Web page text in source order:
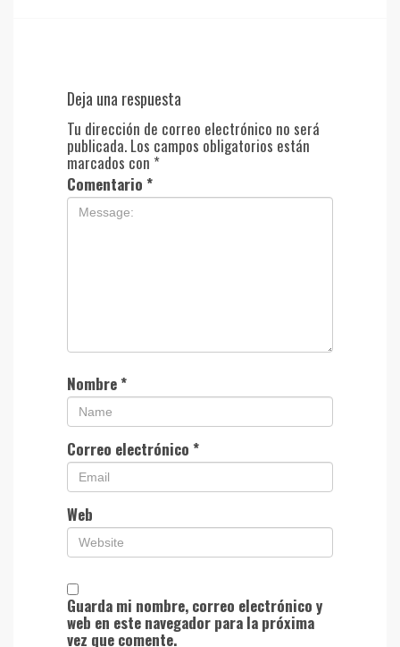
Deja una respuesta
Tu dirección de correo electrónico no será
publicada. Los campos obligatorios están
marcados con *
Comentario *
Nombre*
Correo electrónico *
Web
Guarda mi nombre, correo electrónico y
web en este navegador para la próxima
vez que comente.